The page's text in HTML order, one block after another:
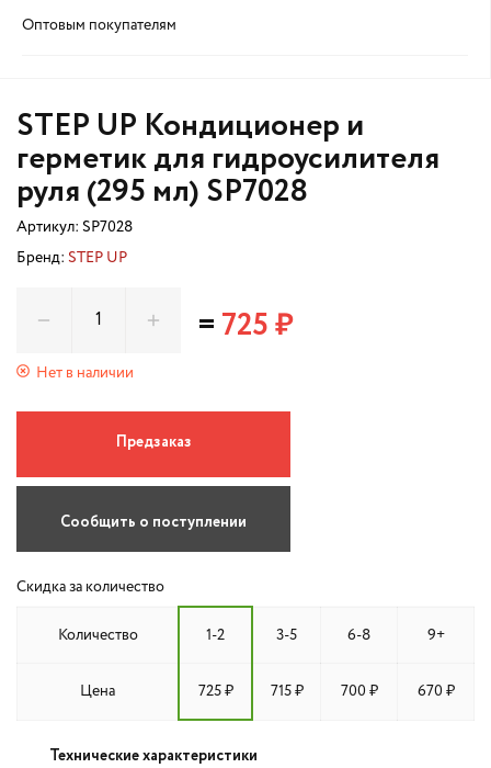
Оптовым покупателям
STEP UP Кондиционер и
герметик для гидроусилителя
руля (295 мл) SP7028
Артикул: SP7028
Бренд: STEP UP
Нет в наличии
=725 ₽
Предзаказ
Сообщить о поступлении
Скидка за количество
Количество 1-2 3-5 6-8 9+
Цена 725 ₽ 715 ₽ 700 ₽ 670 ₽
Технические характеристики